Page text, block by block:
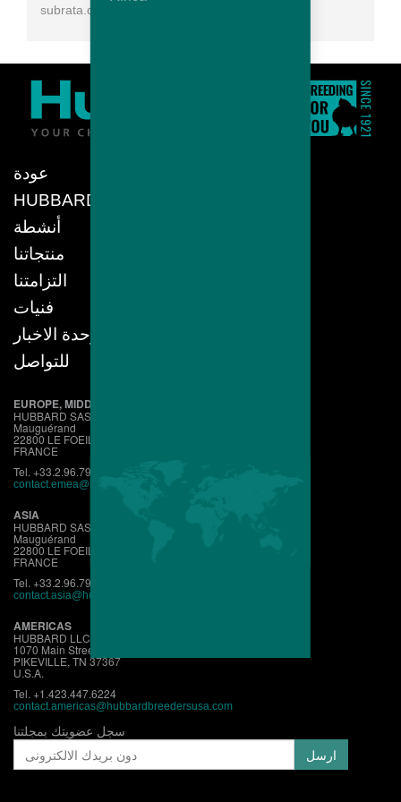
subrata.das@hubbardbreeders.com
عودة
HUBBARD
أنشطة
منتجاتنا
التزامتنا
فنيات
وحدة الاخبار
للتواصل
EUROPE, MIDDLE EAST, AFRICA
HUBBARD SAS
Mauguérand
22800 LE FOEIL - QUINTIN
FRANCE
Tel. +33.2.96.79.63.70
contact.emea@hubbardbreeders.com
ASIA
HUBBARD SAS
Mauguérand
22800 LE FOEIL - QUINTIN
FRANCE
Tel. +33.2.96.79.63.70
contact.asia@hubbardbreeders.com
AMERICAS
HUBBARD LLC
1070 Main Street
PIKEVILLE, TN 37367
U.S.A.
Tel. +1.423.447.6224
contact.americas@hubbardbreedersusa.com
سجل عضويتك بمجلتنا